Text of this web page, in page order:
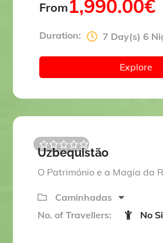
From1,990.00€
Duration: 7 Day(s) 6
Explore
0
u
o
5
Uzbequistão
O Património e a Magia da
Caminhadas
No. of Travellers:
No